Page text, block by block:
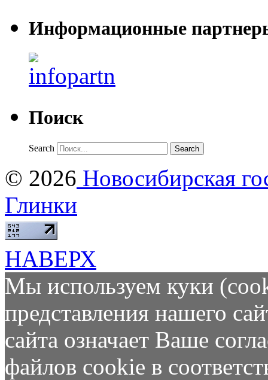
Информационные
Поиск
Search
© 2026 Новосибирская
Глинки
НАВЕРХ
Мы используем куки
представления нашего
сайта означает Ваше
файлов cookie в